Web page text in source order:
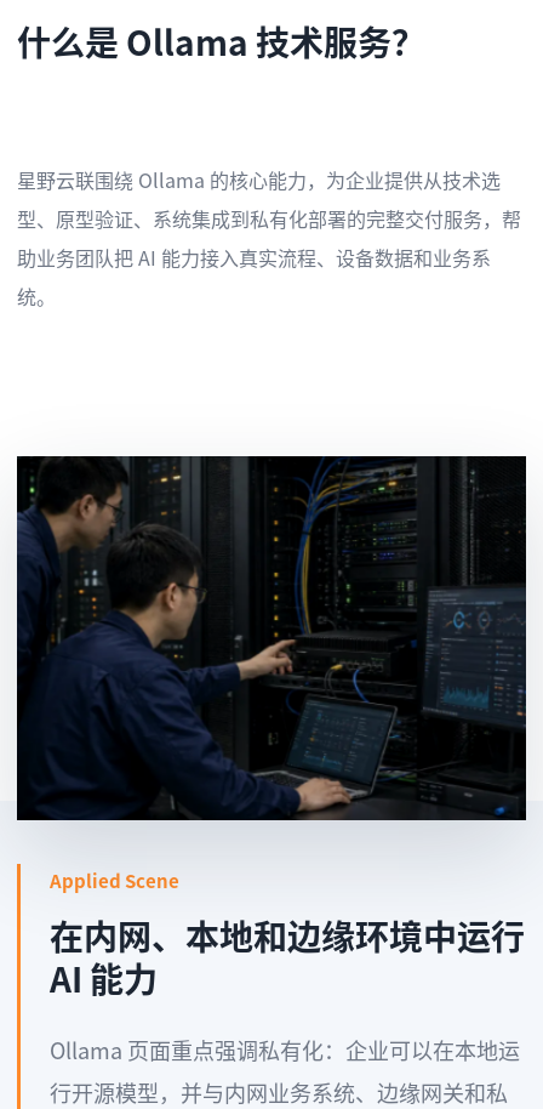
什么是 Ollama 技术服务？
星野云联围绕 Ollama 的核心能力，为企业提供从技术选
型、原型验证、系统集成到私有化部署的完整交付服务，帮
助业务团队把 AI 能力接入真实流程、设备数据和业务系
统。
Applied Scene
在内网、本地和边缘环境中运行
AI 能力
Ollama 页面重点强调私有化：企业可以在本地运
行开源模型，并与内网业务系统、边缘网关和私